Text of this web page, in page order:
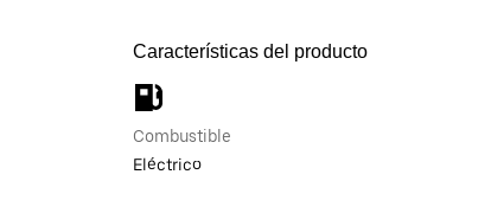
Características del producto
Combustible
Eléctrico